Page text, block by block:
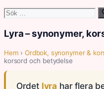
Sök
Lyra – synonymer,
Hem ›Ordbok, synonymer &
korsord och betydelse
Ordet lyra har flera